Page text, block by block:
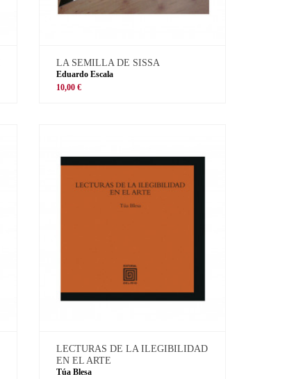
LA SEMILLA DE SISSA
Eduardo Escala
10,00 €
LECTURAS DE LA ILEGIBILIDAD
EN EL ARTE
Túa Blesa